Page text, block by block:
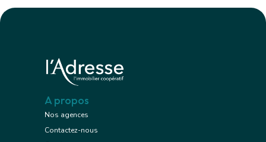
A propos
Nos agences
Contactez-nous